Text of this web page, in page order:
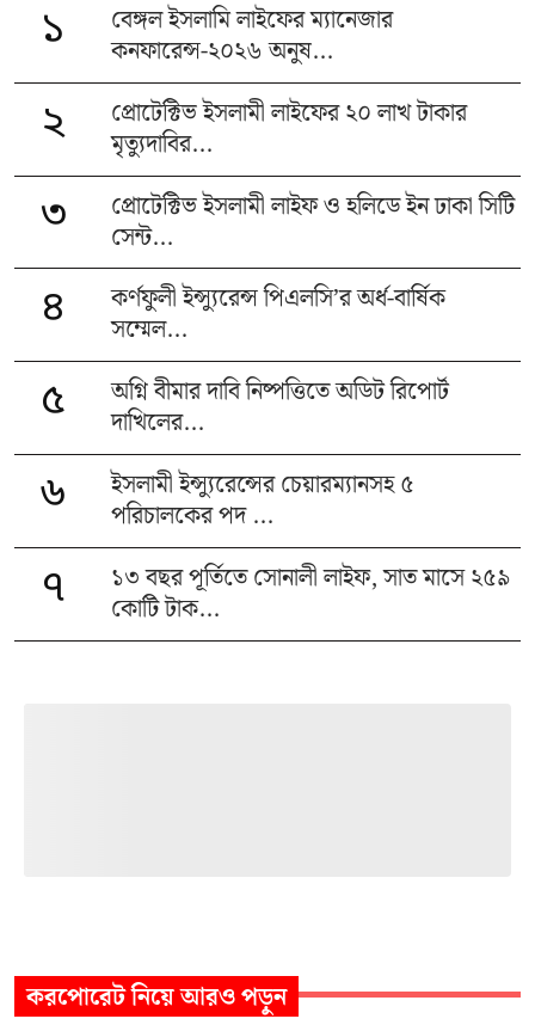
১
বেঙ্গল ইসলামি লাইফের ম্যানেজার
কনফারেন্স-২০২৬ অনুষ...
২
প্রোটেক্টিভ ইসলামী লাইফের ২০ লাখ টাকার
মৃত্যুদাবির...
৩
প্রোটেক্টিভ ইসলামী লাইফ ও হলিডে ইন ঢাকা সিটি
সেন্ট...
৪
কর্ণফুলী ইন্স্যুরেন্স পিএলসি’র অর্ধ-বার্ষিক
সম্মেল...
৫
অগ্নি বীমার দাবি নিষ্পত্তিতে অডিট রিপোর্ট
দাখিলের...
৬
ইসলামী ইন্স্যুরেন্সের চেয়ারম্যানসহ ৫
পরিচালকের পদ ...
৭
১৩ বছর পূর্তিতে সোনালী লাইফ, সাত মাসে ২৫৯
কোটি টাক...
করপোরেটনিয়ে আরও পড়ুন